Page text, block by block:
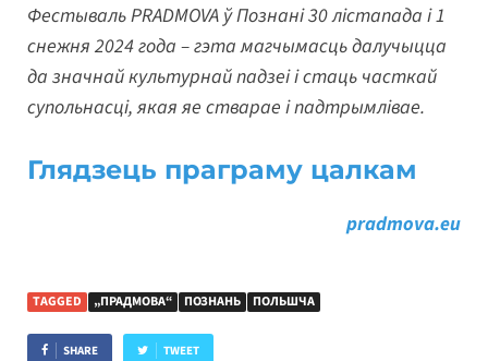
Фестываль PRADMOVA ў Познані 30 лістапада і 1
снежня 2024 года – гэта магчымасць далучыцца
да значнай культурнай падзеі і стаць часткай
супольнасці, якая яе стварае і падтрымлівае.
Глядзець праграму цалкам
pradmova.eu
TAGGED „ПРАДМОВА“ ПОЗНАНЬ ПОЛЬШЧА
SHARE TWEET